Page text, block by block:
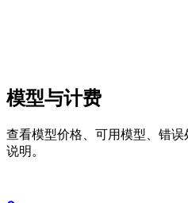
模型与计费
查看模型价格、可用模型、错
说明。